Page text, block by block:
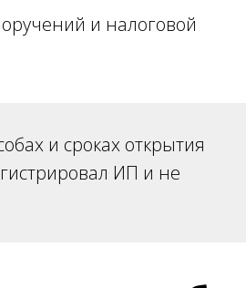
и налоговой
и сроках открытия
ИП и не